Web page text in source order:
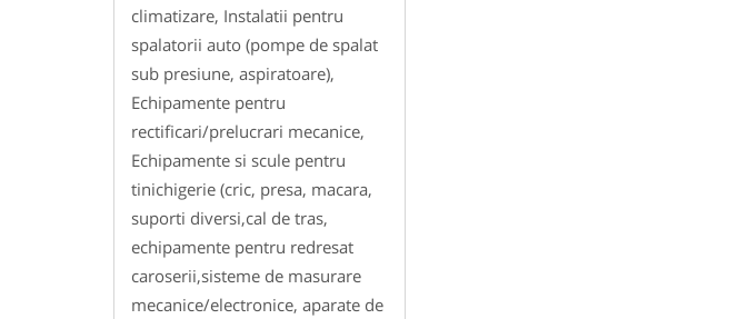
climatizare, Instalatii pentru
spalatorii auto (pompe de spalat
sub presiune, aspiratoare),
Echipamente pentru
rectificari/prelucrari mecanice,
Echipamente si scule pentru
tinichigerie (cric, presa, macara,
suporti diversi,cal de tras,
echipamente pentru redresat
caroserii,sisteme de masurare
mecanice/electronice, aparate de